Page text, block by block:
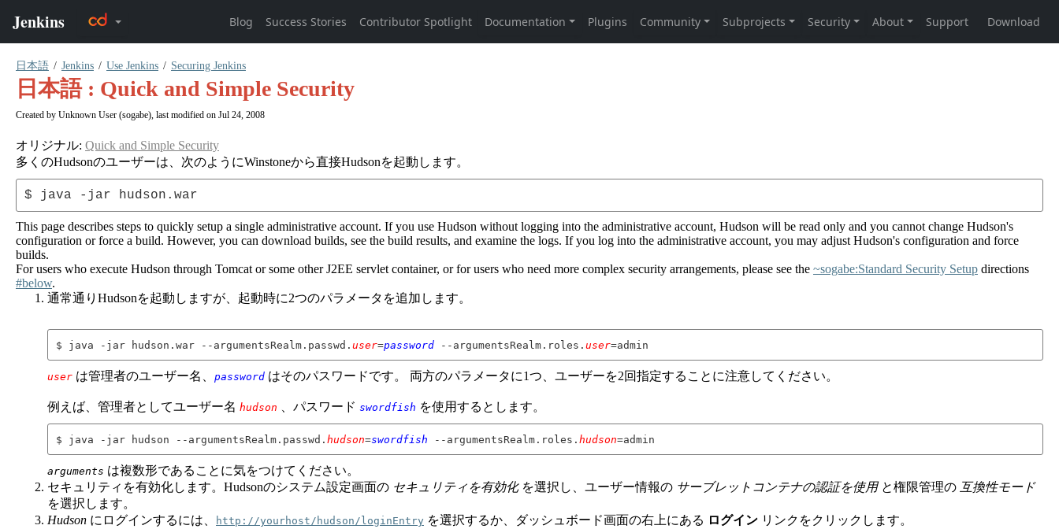
日本語 Jenkins Use Jenkins Securing Jenkins
日本語 : Quick and Simple Security
Created by Unknown User (sogabe), last modified on Jul 24, 2008
オリジナル: Quick and Simple Security
多くのHudsonのユーザーは、次のようにWinstoneから直接Hudsonを起動します。
This page describes steps to quickly setup a single administrative account. If you use Hudson without logging into the administrative account, Hudson will be read only and you cannot change Hudson's
configuration or force a build. However, you can download builds, see the build results, and examine the logs. If you log into the administrative account, you may adjust Hudson's configuration and force
builds.
For users who execute Hudson through Tomcat or some other J2EE servlet container, or for users who need more complex security arrangements, please see the ~sogabe:Standard Security Setup directions
#below.
通常通りHudsonを起動しますが、起動時に2つのパラメータを追加します。
$ java -jar hudson.war --argumentsRealm.passwd. user=password --argumentsRealm.roles. user=admin
user は管理者のユーザー名、 password はそのパスワードです。 両方のパラメータに1つ、ユーザーを2回指定することに注意してください。
例えば、管理者としてユーザー名 hudson 、パスワード swordfish を使用するとします。
$ java -jar hudson --argumentsRealm.passwd. hudson=swordfish --argumentsRealm.roles. hudson=admin
arguments は複数形であることに気をつけてください。
セキュリティを有効化します。Hudsonのシステム設定画面の セキュリティを有効化を選択し、ユーザー情報の サーブレットコンテナの認証を使用と権限管理の 互換性モード
を選択します。
Hudson にログインするには、 http://yourhost/hudson/loginEntry を選択するか、ダッシュボード画面の右上にある ログイン リンクをクリックします。